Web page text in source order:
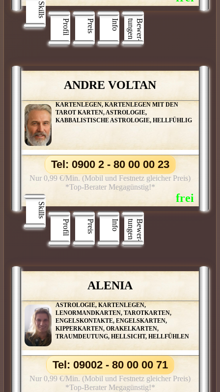
Skills
Profil
Preis Info B
e
w
e
r
­
t
u
n
g
e
n
ANDRE VOLTAN
KARTENLEGEN, KARTENLEGEN MIT DEN
TAROT KARTEN, ASTROLOGIE,
KABBALISTISCHE ASTROLOGIE, HELLFÜHLIG
Skills
Profil
Preis Info B
e
w
e
r
­
t
u
n
g
e
n
Tel: 0900 2 - 80 00 00 23
Nur 0,99 €/Min. (Mobil und Festnetz gleicher Preis)
*Top-Berater Megagünstig!*
ALENIA
ASTROLOGIE, KARTENLEGEN,
LENORMANDKARTEN, TAROTKARTEN,
ENGELSKONTAKTE, ENGELSKARTEN,
KIPPERKARTEN, ORAKELKARTEN,
TRAUMDEUTUNG, HELLSICHT, HELLFÜHLEN
Tel: 09002 - 80 00 00 71
Nur 0,99 €/Min. (Mobil und Festnetz gleicher Preis)
*Top-Berater Megagünstig!*